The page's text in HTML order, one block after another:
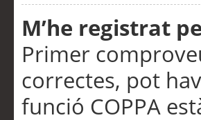
M’he registrat
Primer
correctes, pot
funció COPPA